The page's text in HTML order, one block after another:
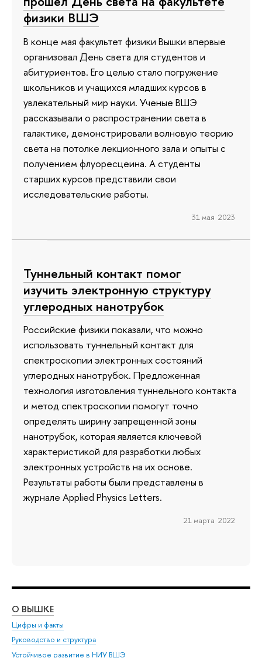
физики ВШЭ
В конце мая факультет физики Вышки впервые
организовал День света для студентов и
абитуриентов. Его целью стало погружение
школьников и учащихся младших курсов в
увлекательный мир науки. Ученые ВШЭ
рассказывали о распространении света в
галактике, демонстрировали волновую теорию
света на потолке лекционного зала и опыты с
получением флуоресцеина. А студенты
старших курсов представили свои
исследовательские работы.
31 мая 2023
Туннельный контакт помог
изучить электронную структуру
углеродных нанотрубок
Российские физики показали, что можно
использовать туннельный контакт для
спектроскопии электронных состояний
углеродных нанотрубок. Предложенная
технология изготовления туннельного контакта
и метод спектроскопии помогут точно
определять ширину запрещенной зоны
нанотрубок, которая является ключевой
характеристикой для разработки любых
электронных устройств на их основе.
Результаты работы были представлены в
журнале Applied Physics Letters.
21 марта 2022
О ВЫШКЕ
Цифры и факты
Руководство и структура
Устойчивое развитие в НИУ ВШЭ